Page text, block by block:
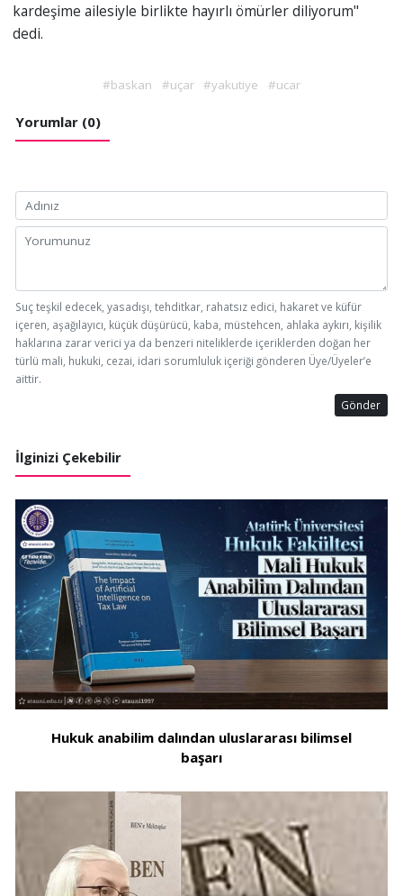
kardeşime ailesiyle birlikte hayırlı ömürler diliyorum"
dedi.
#baskan #uçar #yakutiye #ucar
Yorumlar (0)
Suç teşkil edecek, yasadışı, tehditkar, rahatsız edici, hakaret ve küfür
içeren, aşağılayıcı, küçük düşürücü, kaba, müstehcen, ahlaka aykırı, kişilik
haklarına zarar verici ya da benzeri niteliklerde içeriklerden doğan her
türlü mali, hukuki, cezai, idari sorumluluk içeriği gönderen Üye/Üyeler’e
aittir.
Gönder
İlginizi Çekebilir
Hukuk anabilim dalından uluslararası bilimsel
başarı